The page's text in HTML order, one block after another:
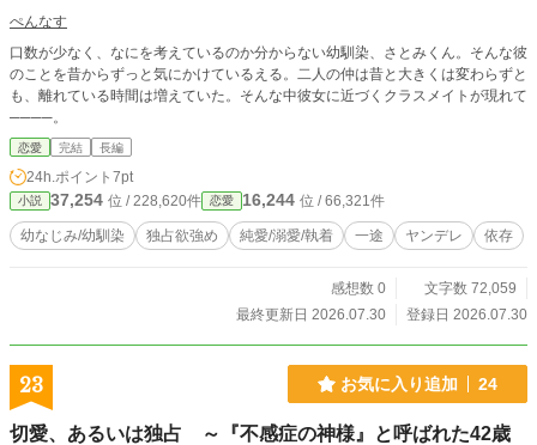
ぺんなす
口数が少なく、なにを考えているのか分からない幼馴染、さとみくん。そんな彼
のことを昔からずっと気にかけているえる。二人の仲は昔と大きくは変わらずと
も、離れている時間は増えていた。そんな中彼女に近づくクラスメイトが現れて​
────。
恋愛 完結 長編
24h.ポイント 7pt
小説 37,254 位 / 228,620件 恋愛 16,244 位 / 66,321件
幼なじみ/幼馴染 独占欲強め 純愛/溺愛/執着 一途 ヤンデレ 依存
感想数 0
文字数 72,059
最終更新日 2026.07.30
登録日 2026.07.30
23 お気に入り追加 24
切愛、あるいは独占 ～『不感症の神様』と呼ばれた42歳